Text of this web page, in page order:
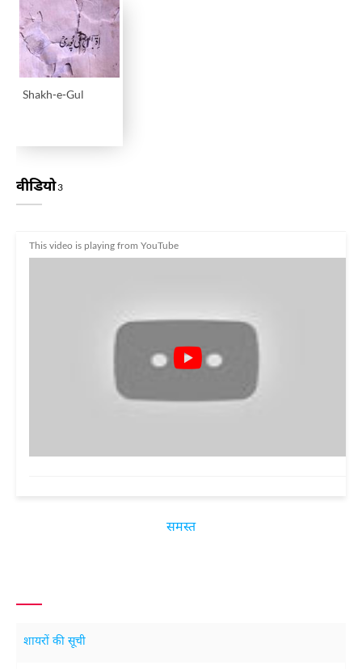
Shakh-e-Gul
वीडियो3
This video is playing from YouTube
समस्त
शायरों की सूची